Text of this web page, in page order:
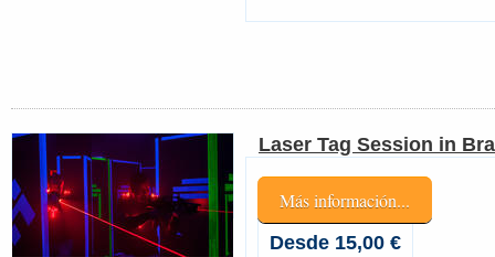
Laser Tag Session in
Más información...
Desde 15,00 €